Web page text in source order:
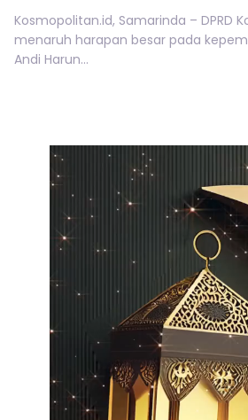
Kosmopolitan.id, Samarinda – DPRD
menaruh harapan besar pada
Andi Harun...